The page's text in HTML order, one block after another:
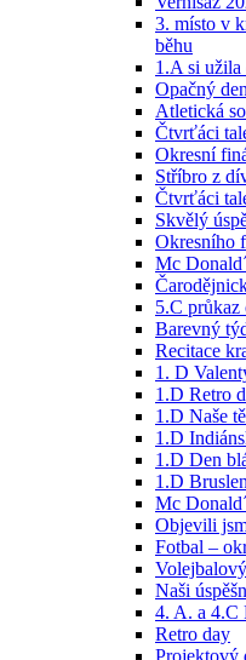
3. místo v
běhu
1.A si užila
Opačný
Atletická
Čtvrťáci
Okresní
Stříbro z
Čtvrťáci
Skvělý
Okresního
Mc
5.C
Barevný
Recitace
1. D
1.D Retro
1.D Naše
1.D
1.D Den
1.D
Mc
Objevili
Fotbal –
Naši
4. A. a 4.C
Retro day